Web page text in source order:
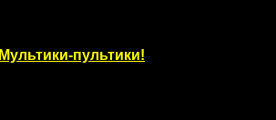
Мультики-пультики!